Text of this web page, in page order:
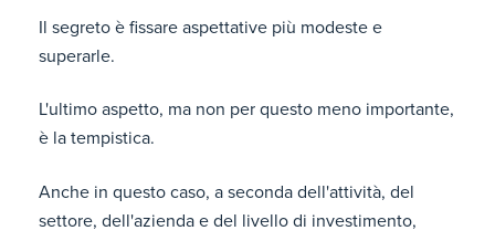
Il segreto è fissare aspettative più modeste e
superarle.
L'ultimo aspetto, ma non per questo meno importante,
è la tempistica.
Anche in questo caso, a seconda dell'attività, del
settore, dell'azienda e del livello di investimento,